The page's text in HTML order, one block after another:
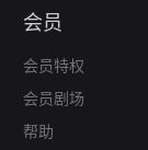
会员
会员特权
会员剧场
帮助